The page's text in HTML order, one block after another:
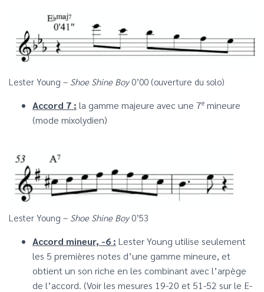
Lester Young – Shoe Shine Boy0’00 (ouverture du solo)
Accord 7 : la gamme majeure avec une 7e mineure
(mode mixolydien)
Lester Young – Shoe Shine Boy0’53
Accord mineur, -6 : Lester Young utilise seulement
les 5 premières notes d’une gamme mineure, et
obtient un son riche en les combinant avec l’arpège
de l’accord. (Voir les mesures 19-20 et 51-52 sur le E-